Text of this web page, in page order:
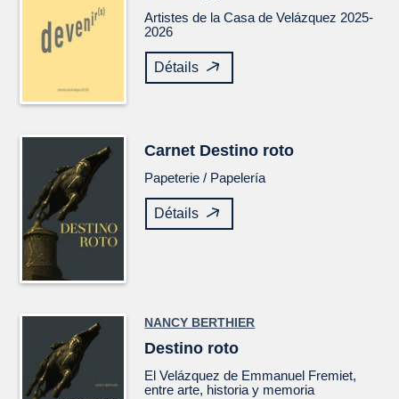
Artistes de la Casa de Velázquez 2025-
2026
Détails
Carnet Destino roto
Papeterie / Papelería
Détails
NANCY BERTHIER
Destino roto
ElVelázquez de Emmanuel Fremiet,
entre arte, historia y memoria